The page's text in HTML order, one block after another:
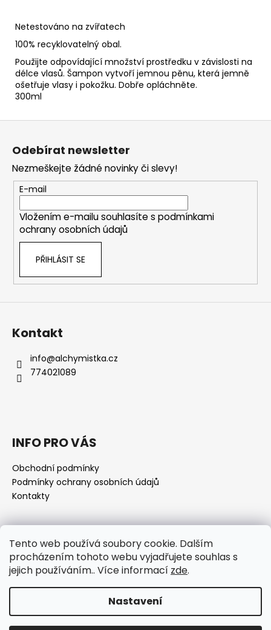
Tento web používá soubory cookie. Dalším
procházením tohoto webu vyjadřujete souhlas s
jejich používáním.. Více informací zde.
Nastavení
Netestováno na zvířatech
100% recyklovatelný obal.
Použijte odpovídající množství prostředku v závislosti na
délce vlasů. Šampon vytvoří jemnou pěnu, která jemně
ošetřuje vlasy i pokožku. Dobře opláchněte.
300ml
Z
Odebírat newsletter
Nezmeškejte žádné novinky či slevy!
E-mail
Vložením e-mailu souhlasíte s podmínkami
ochrany osobních údajů
PŘIHLÁSIT SE
Kontakt
info@alchymistka.cz
774021089
INFO PRO VÁS
Obchodní podmínky
Podmínky ochrany osobních údajů
Kontakty
Přijímáme online platby